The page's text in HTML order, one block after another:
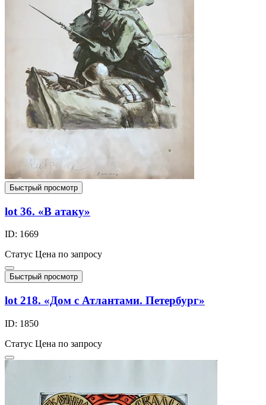
Быстрый просмотр
lot 36. «В атаку»
ID: 1669
Статус Цена по запросу
Быстрый просмотр
lot 218. «Дом с Атлантами. Петербург»
ID: 1850
Статус Цена по запросу